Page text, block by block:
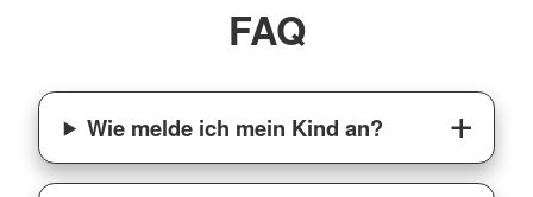
FAQ
Wie melde ich mein Kind an?